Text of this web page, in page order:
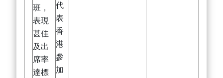
班，
表現
甚佳
及出
席率
達標
代
表
香
港
參
加